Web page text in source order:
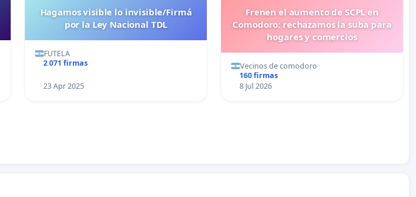
Hagamos visible lo invisible/Firmá
por la Ley Nacional TDL
FUTELA
2 071 firmas
23 Apr 2025
Frenen el aumento de SCPL en
Comodoro: rechazamos la suba para
hogares y comercios
Vecinos de comodoro
160 firmas
8 Jul 2026